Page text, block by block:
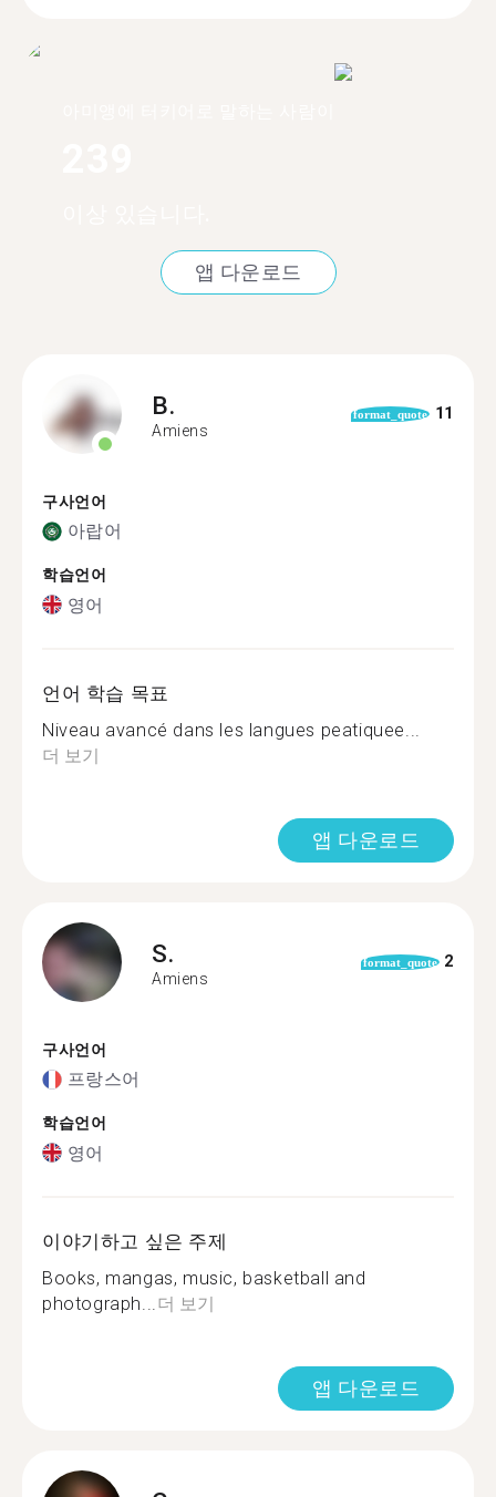
앱 다운로드
B.
Amiens
format_quote 11
구사언어
아랍어
학습언어
영어
언어 학습 목표
Niveau avancé dans les langues peatiquee...
더 보기
앱 다운로드
S.
Amiens
format_quote 2
구사언어
프랑스어
학습언어
영어
이야기하고 싶은 주제
Books, mangas, music, basketball and
photograph... 더 보기
앱 다운로드